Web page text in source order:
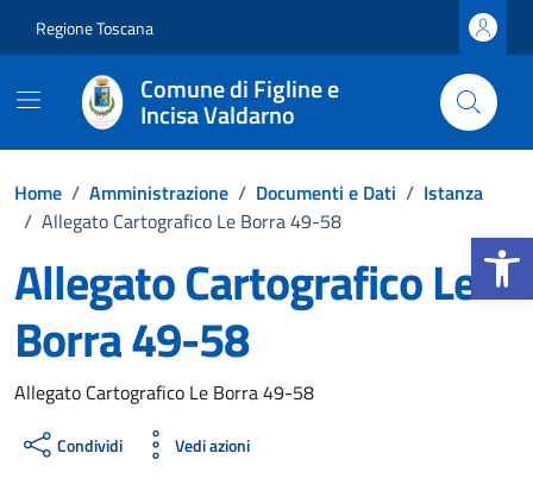
Apri la
Regione Toscana
Comune di Figline e
Incisa Valdarno
Home / Amministrazione / Documenti e Dati / Istanza
/ Allegato Cartografico Le Borra 49-58
Allegato Cartografico Le
Borra 49-58
Dettagli del documento
Allegato Cartografico Le Borra 49-58
Condividi Vedi azioni